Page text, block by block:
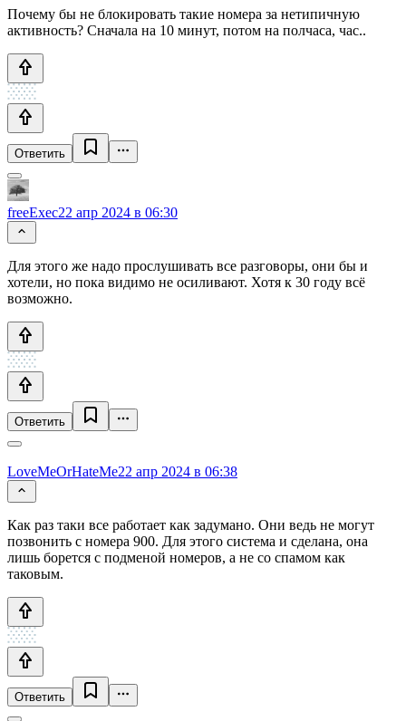
Почему бы не блокировать такие номера за нетипичную
активность? Сначала на 10 минут, потом на полчаса, час..
Ответить
freeExec22 апр 2024 в 06:30
Для этого же надо прослушивать все разговоры, они бы и
хотели, но пока видимо не осиливают. Хотя к 30 году всё
возможно.
Ответить
LoveMeOrHateMe22 апр 2024 в 06:38
Как раз таки все работает как задумано. Они ведь не могут
позвонить с номера 900. Для этого система и сделана, она
лишь борется с подменой номеров, а не со спамом как
таковым.
Ответить